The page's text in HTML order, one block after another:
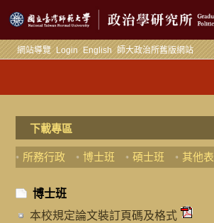
國立臺灣師範大學
網站導覽 Login English 師大政治所舊版網站
下載專區
所務行政 博士班 碩士班 其他
博士班
本校規定論文裝訂頁碼及格式